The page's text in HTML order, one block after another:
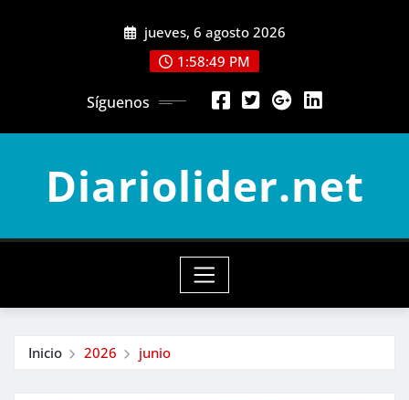
jueves, 6 agosto 2026
1:58:51 PM
Síguenos
Diariolider.net
Inicio 2026 junio